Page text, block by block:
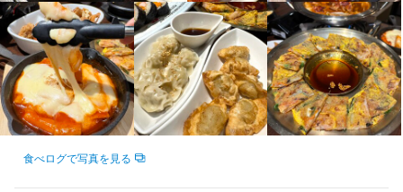
食べログで写真を見る
最終更新日2025/12/14
連絡先
0804-216-2288
法人名・事業者名
韓国料理メチュリ
最終更新日2025/12/14